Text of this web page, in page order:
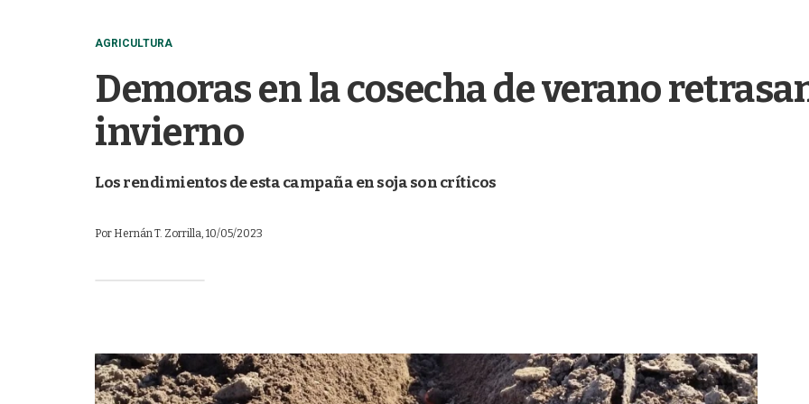
AGRICULTURA
Demoras en la cosecha de verano
invierno
Los rendimientos de esta campaña en soja son críticos
Por Hernán T. Zorrilla, 10/05/2023